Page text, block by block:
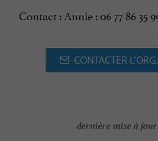
Contact : Annie : 06 77 86 35
CONTACTER
dernière mise à